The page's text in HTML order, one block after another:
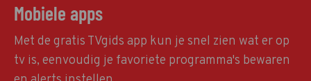
Mobiele apps
Met de gratis TVgids app kun je snel zien wat er op
tv is, eenvoudig je favoriete programma's bewaren